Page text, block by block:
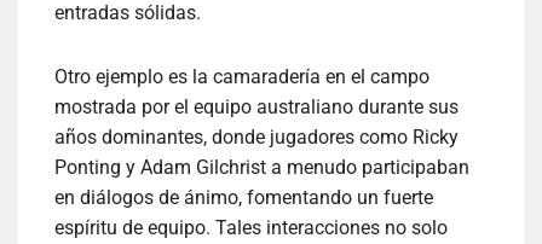
entradas sólidas.
Otro ejemplo es la camaradería en el campo
mostrada por el equipo australiano durante sus
años dominantes, donde jugadores como Ricky
Ponting y Adam Gilchrist a menudo participaban
en diálogos de ánimo, fomentando un fuerte
espíritu de equipo. Tales interacciones no solo